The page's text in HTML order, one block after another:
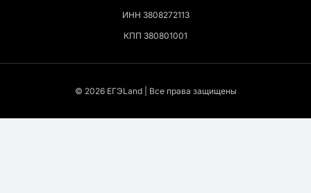
ИНН 3808272113
КПП 380801001
© 2026 EГЭLand | Все права защищены